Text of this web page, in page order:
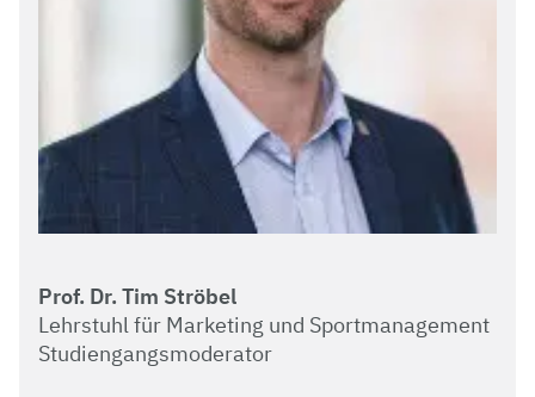
Prof. Dr. Tim Ströbel
Lehrstuhl für Marketing und Sportmanagement
Studiengangsmoderator